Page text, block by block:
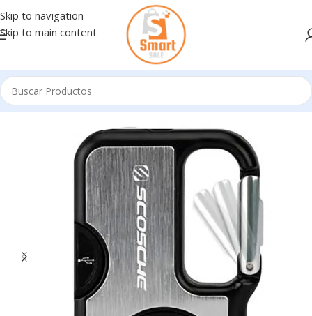
Skip to navigation
Skip to main content
Inicio/Cables/CABLES DE DATOS